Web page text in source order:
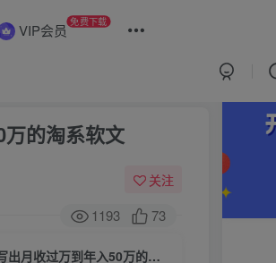
VIP会员 免费下载
万的淘系软文
关注
1193 73
（9588期）淘系软文特训营：这样学，兼职小白也能写出月收过万到年入50万的淘系软文